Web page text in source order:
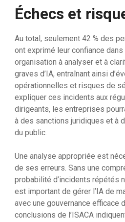
Échecs et
Au total, seulement 42 % des
ont exprimé leur confiance
organisation à analyser et à
graves d’IA, entraînant ainsi
opérationnelles et risques de
expliquer ces incidents aux
dirigeants, les entreprises
à des sanctions juridiques et à
du public.
Une analyse appropriée est
de ses erreurs. Sans une
probabilité d’incidents répétés
est important de gérer l’IA de
avec une gouvernance efficace
conclusions de l’ISACA